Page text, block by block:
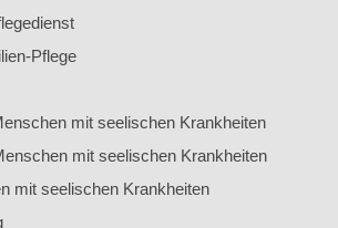
Pflege
mit seelischen Krankheiten
mit seelischen Krankheiten
mit seelischen Krankheiten